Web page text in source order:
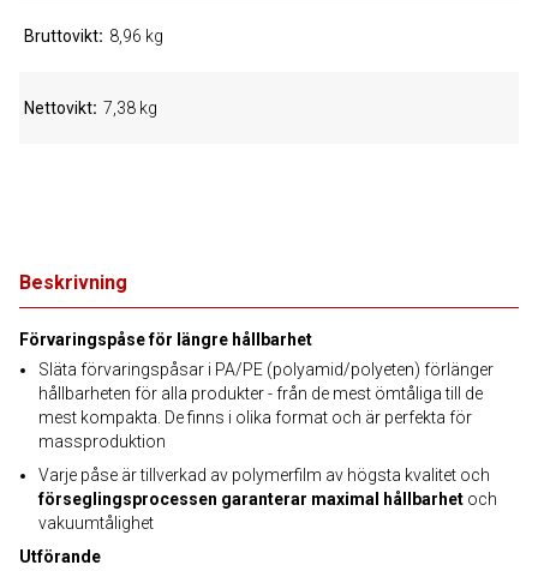
Beskrivning
Förvaringspåse för längre hållbarhet
Släta förvaringspåsar i PA/PE (polyamid/polyeten) förlänger
hållbarheten för alla produkter - från de mest ömtåliga till de
mest kompakta. De finns i olika format och är perfekta för
massproduktion
Varje påse är tillverkad av polymerfilm av högsta kvalitet och
förseglingsprocessen garanterar maximal hållbarhet och
vakuumtålighet
Utförande
Bruttovikt 8,96 kg
Nettovikt 7,38 kg